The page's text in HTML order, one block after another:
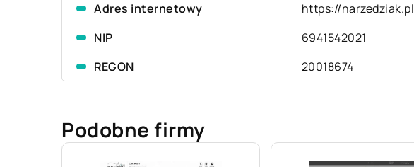
Adres internetowy
https://narzedziak.pl
NIP
6941542021
REGON
20018674
Podobne firmy